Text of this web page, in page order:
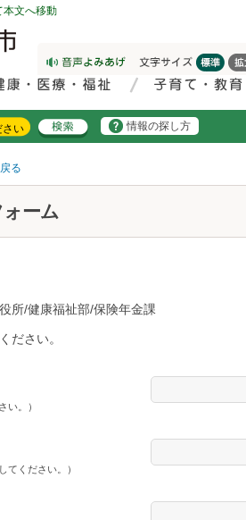
本文へ移動
情報の探し方
る
ーム
所/健康福祉部/保険年金課
ださい。
い。）
てください。）